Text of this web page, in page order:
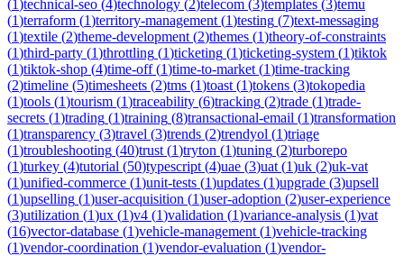
(1)technical-seo (4)technology (2)telecom (3)templates (3)temu
(1)terraform (1)territory-management (1)testing (7)text-messaging
(1)textile (2)theme-development (2)themes (1)theory-of-constraints
(1)third-party (1)throttling (1)ticketing (1)ticketing-system (1)tiktok
(1)tiktok-shop (4)time-off(1)time-to-market (1)time-tracking
(2)timeline (5)timesheets (2)tms (1)toast (1)tokens (3)tokopedia
(1)tools (1)tourism (1)traceability (6)tracking (2)trade (1)trade-
secrets (1)trading (1)training (8)transactional-email (1)transformation
(1)transparency (3)travel (3)trends (2)trendyol (1)triage
(1)troubleshooting (40)trust (1)tryton (1)tuning (2)turborepo
(1)turkey (4)tutorial (50)typescript (4)uae (3)uat (1)uk (2)uk-vat
(1)unified-commerce (1)unit-tests (1)updates (1)upgrade (3)upsell
(1)upselling (1)user-acquisition (1)user-adoption (2)user-experience
(3)utilization (1)ux (1)v4 (1)validation (1)variance-analysis (1)vat
(16)vector-database (1)vehicle-management (1)vehicle-tracking
(1)vendor-coordination (1)vendor-evaluation (1)vendor-